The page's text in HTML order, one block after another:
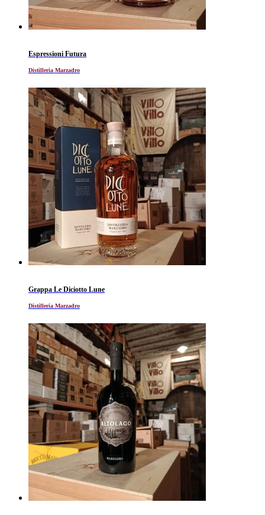
Espressioni Futura
Distilleria Marzadro
Grappa Le Diciotto Lune
Distilleria Marzadro